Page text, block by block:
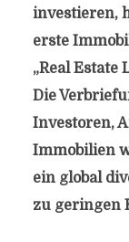
investieren,
erste
„Real Estate
Die
Investoren,
Immobilien
ein global
zu geringen